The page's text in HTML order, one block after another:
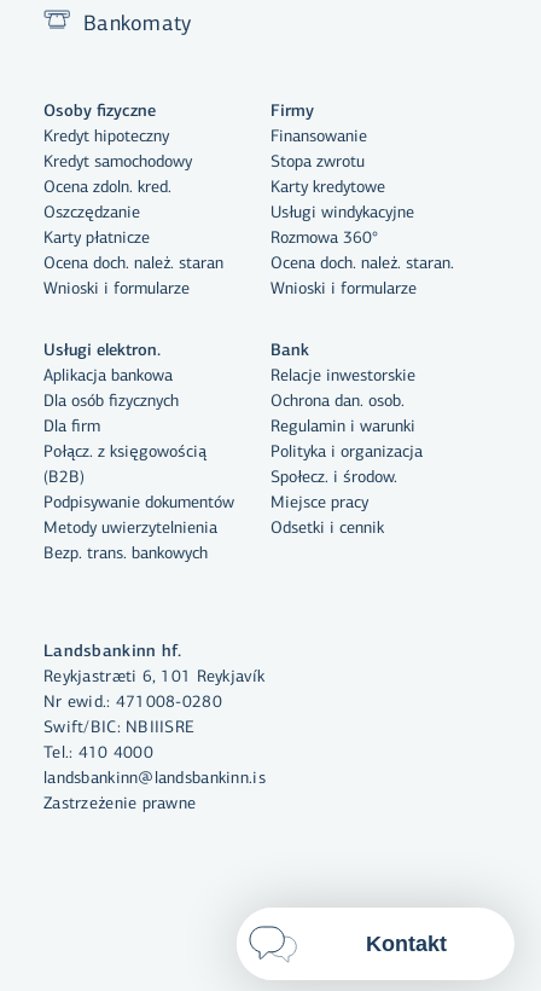
Klikając „Zezwalam na
wszystkie“, wyrażasz zgodę na
używanie plików cookie w celu
zwiększenia funkcjonalności
celów marketingowych.
Więcej o plikach cookies
Wybierz pliki cookie
Zezwól na wszystkie
Bankomaty
Landsbankinn hf.
Reykjastræti 6, 101 Reykjavík
Nr ewid.: 471008-0280
Swift/BIC: NBIIISRE
Tel.: 410 4000
landsbankinn@landsbankinn.is
Zastrzeżenie prawne
Osoby fizyczne
Kredyt hipoteczny
Kredyt samochodowy
Ocena zdoln. kred.
Oszczędzanie
Karty płatnicze
Ocena doch. należ. staran
Wnioski i formularze
Firmy
Finansowanie
Stopa zwrotu
Karty kredytowe
Usługi windykacyjne
Rozmowa 360°
Ocena doch. należ. staran.
Wnioski i formularze
Usługi elektron.
Aplikacja bankowa
Dla osób fizycznych
Dla firm
Połącz. z księgowością
(B2B)
Podpisywanie dokumentów
Metody uwierzytelnienia
Bezp. trans. bankowych
Bank
Relacje inwestorskie
Ochrona dan. osob.
Regulamin i warunki
Polityka i organizacja
Społecz. i środow.
Miejsce pracy
Odsetki i cennik
Kontakt